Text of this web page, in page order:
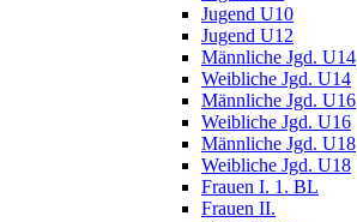
Jugend U10
Jugend U12
Männliche Jgd. U14
Weibliche Jgd. U14
Männliche Jgd. U16
Weibliche Jgd. U16
Männliche Jgd. U18
Weibliche Jgd. U18
Frauen I. 1. BL
Frauen II.